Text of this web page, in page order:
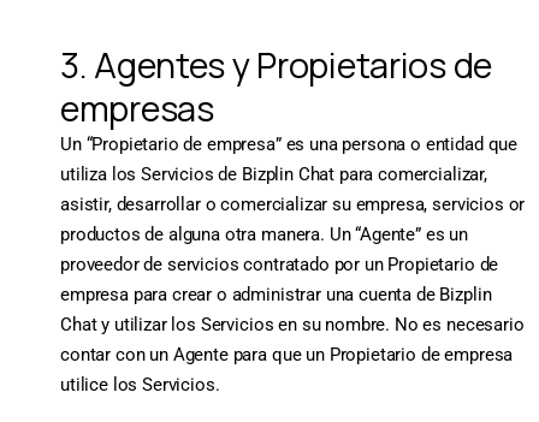
3. Agentes y Propietarios de
empresas
Un “Propietario de empresa” es una persona o entidad que
utiliza los Servicios de Bizplin Chat para comercializar,
asistir, desarrollar o comercializar su empresa, servicios or
productos de alguna otra manera. Un “Agente” es un
proveedor de servicios contratado por un Propietario de
empresa para crear o administrar una cuenta de Bizplin
Chat y utilizar los Servicios en su nombre. No es necesario
contar con un Agente para que un Propietario de empresa
utilice los Servicios.